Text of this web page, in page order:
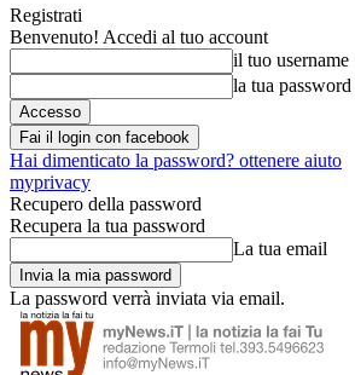
Registrati
Benvenuto! Accedi al tuo account
il tuo username
la tua password
Fai il login con facebook
Hai dimenticato la password? ottenere aiuto
myprivacy
Recupero della password
Recupera la tua password
La tua email
La password verrà inviata via email.